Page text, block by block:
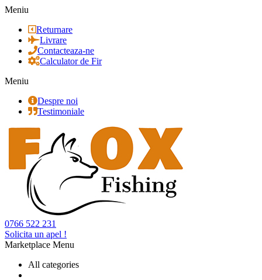
Meniu
Returnare
Livrare
Contacteaza-ne
Calculator de Fir
Meniu
Despre noi
Testimoniale
0766 522 231
Solicita un apel !
Marketplace Menu
All categories